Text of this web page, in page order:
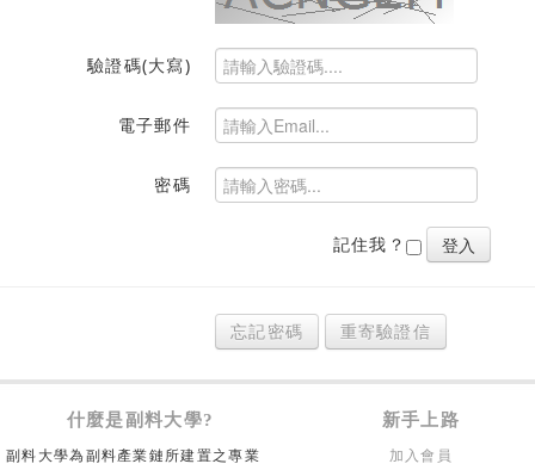
驗證碼(大寫)
電子郵件
密碼
記住我？
忘記密碼 重寄驗證信
什麼是副料大學? 新手上路
副料大學為副料產業鏈所建置之專業
加入會員